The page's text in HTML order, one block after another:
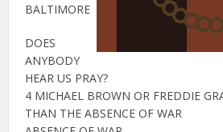
BALTIMORE
DOES
ANYBODY
HEAR US PRAY?
4 MICHAEL BROWN OR FREDDIE
THAN THE ABSENCE OF WAR